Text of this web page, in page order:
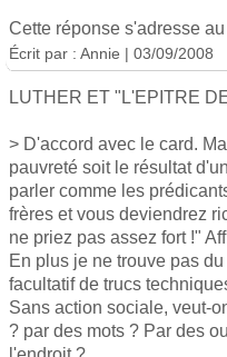
Cette réponse s'adresse
Écrit par : Annie | 03/09/2008
LUTHER ET "L'EPITRE
> D'accord avec le card.
pauvreté soit le résultat
parler comme les
frères et vous deviendrez
ne priez pas assez fort !"
En plus je ne trouve pas
facultatif de trucs
Sans action sociale, veut-
? par des mots ? Par des